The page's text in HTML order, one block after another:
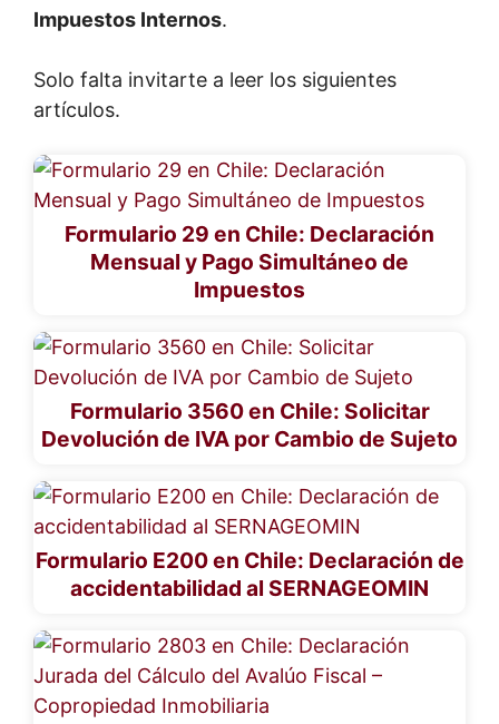
Impuestos Internos.
Solo falta invitarte a leer los siguientes
artículos.
Formulario 29 en Chile: Declaración
Mensual y Pago Simultáneo de
Impuestos
Formulario 3560 en Chile: Solicitar
Devolución de IVA por Cambio de Sujeto
Formulario E200 en Chile: Declaración de
accidentabilidad al SERNAGEOMIN